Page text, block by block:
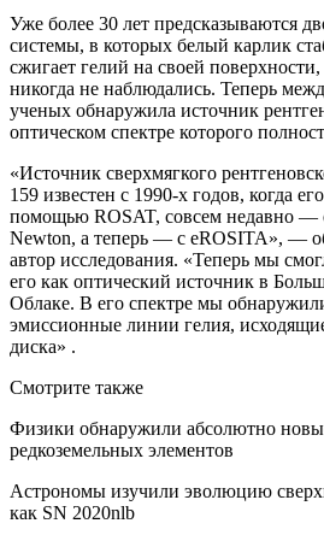
Уже более 30 лет предсказываются
системы, в которых белый карлик
сжигает гелий на своей
никогда не наблюдались. Теперь
ученых обнаружила источник
оптическом спектре которого
«Источник сверхмягкого
159 известен с 1990-х годов, когда
помощью ROSAT, совсем недавно
Newton, а теперь — с eROSITA», —
автор исследования. «Теперь мы
его как оптический источник в
Облаке. В его спектре мы
эмиссионные линии гелия,
диска» .
Смотрите также
Физики обнаружили абсолютно
редкоземельных элементов
Астрономы изучили эволюцию
как SN 2020nlb